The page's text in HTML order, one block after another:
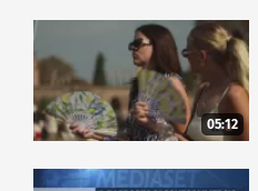
05:12